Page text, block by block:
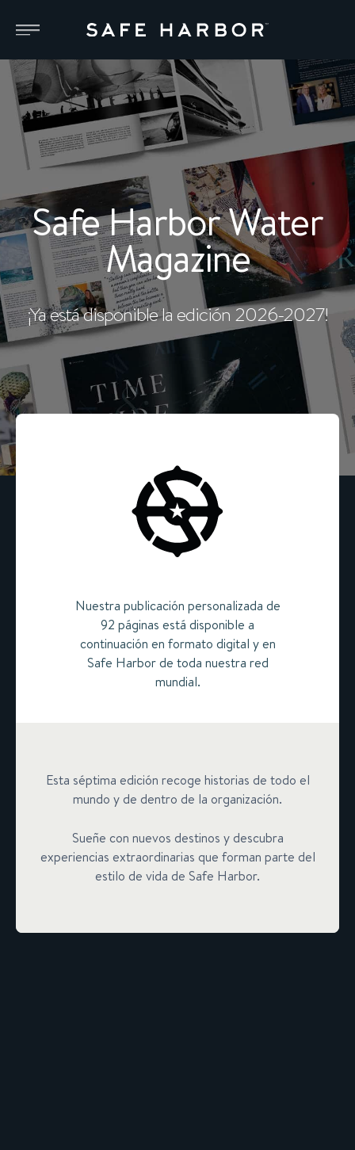
Safe Harbor Water
Magazine
¡Ya está disponible la edición 2026-2027!
Nuestra publicación personalizada de
92 páginas está disponible a
continuación en formato digital y en
Safe Harbor de toda nuestra red
mundial.
Esta séptima edición recoge historias de todo el
mundo y de dentro de la organización.
Sueñe con nuevos destinos y descubra
experiencias extraordinarias que forman parte del
estilo de vida de Safe Harbor.